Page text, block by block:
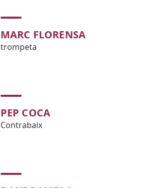
MARC FLORENSA
trompeta
PEP COCA
Contrabaix